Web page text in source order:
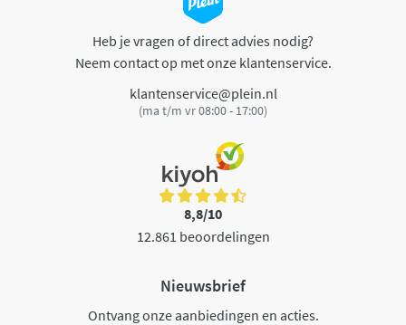
Heb je vragen of direct advies nodig?
Neem contact op met onze klantenservice.
klantenservice@plein.nl
(ma t/m vr 08:00 - 17:00)
8,8/10
12.861 beoordelingen
Nieuwsbrief
Ontvang onze aanbiedingen en acties.